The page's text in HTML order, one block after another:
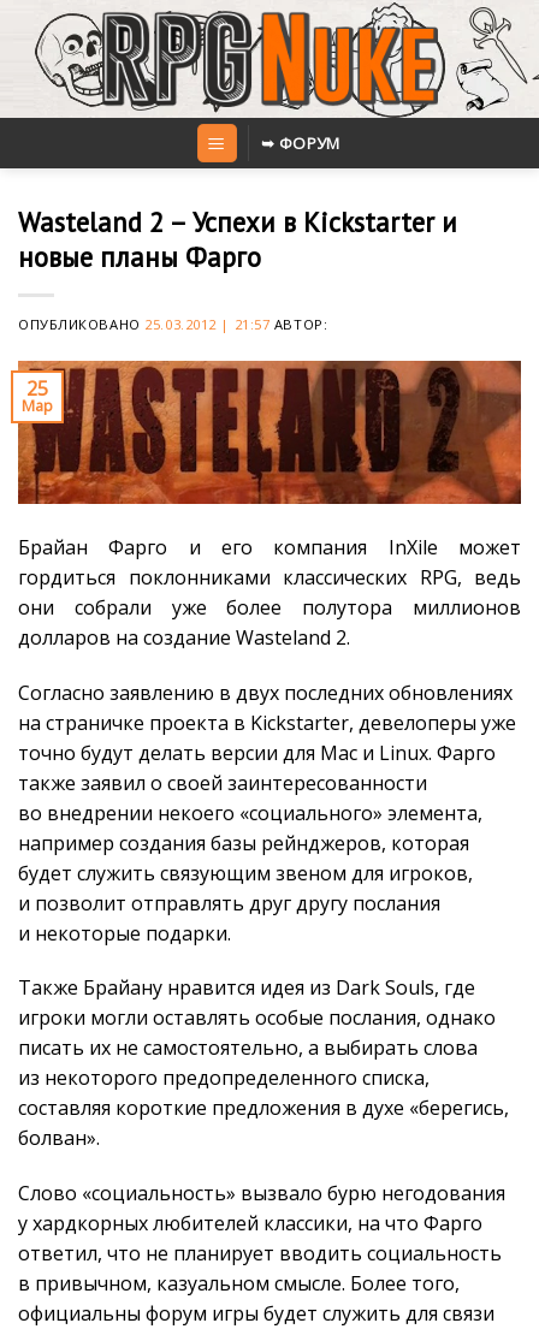
content
➥ ФОРУМ
Wasteland 2 – Успехи в Kickstarter и
новые планы Фарго
ОПУБЛИКОВАНО 25.03.2012 | 21:57 АВТОР:
25
Мар
Брайан Фарго и его компания InXile может
гордиться поклонниками классических RPG, ведь
они собрали уже более полутора миллионов
долларов на создание Wasteland 2.
Согласно заявлению в двух последних обновлениях
на страничке проекта в Kickstarter, девелоперы уже
точно будут делать версии для Mac и Linux. Фарго
также заявил о своей заинтересованности
во внедрении некоего «социального» элемента,
например создания базы рейнджеров, которая
будет служить связующим звеном для игроков,
и позволит отправлять друг другу послания
и некоторые подарки.
Также Брайану нравится идея из Dark Souls, где
игроки могли оставлять особые послания, однако
писать их не самостоятельно, а выбирать слова
из некоторого предопределенного списка,
составляя короткие предложения в духе «берегись,
болван».
Слово «социальность» вызвало бурю негодования
у хардкорных любителей классики, на что Фарго
ответил, что не планирует вводить социальность
в привычном, казуальном смысле. Более того,
официальны форум игры будет служить для связи